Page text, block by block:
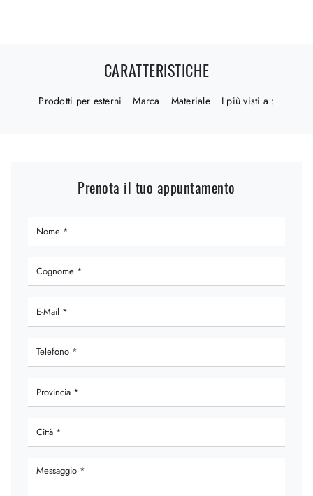
CARATTERISTICHE
Prodotti per esterni Marca Materiale I più visti a :
Prenota il tuo appuntamento